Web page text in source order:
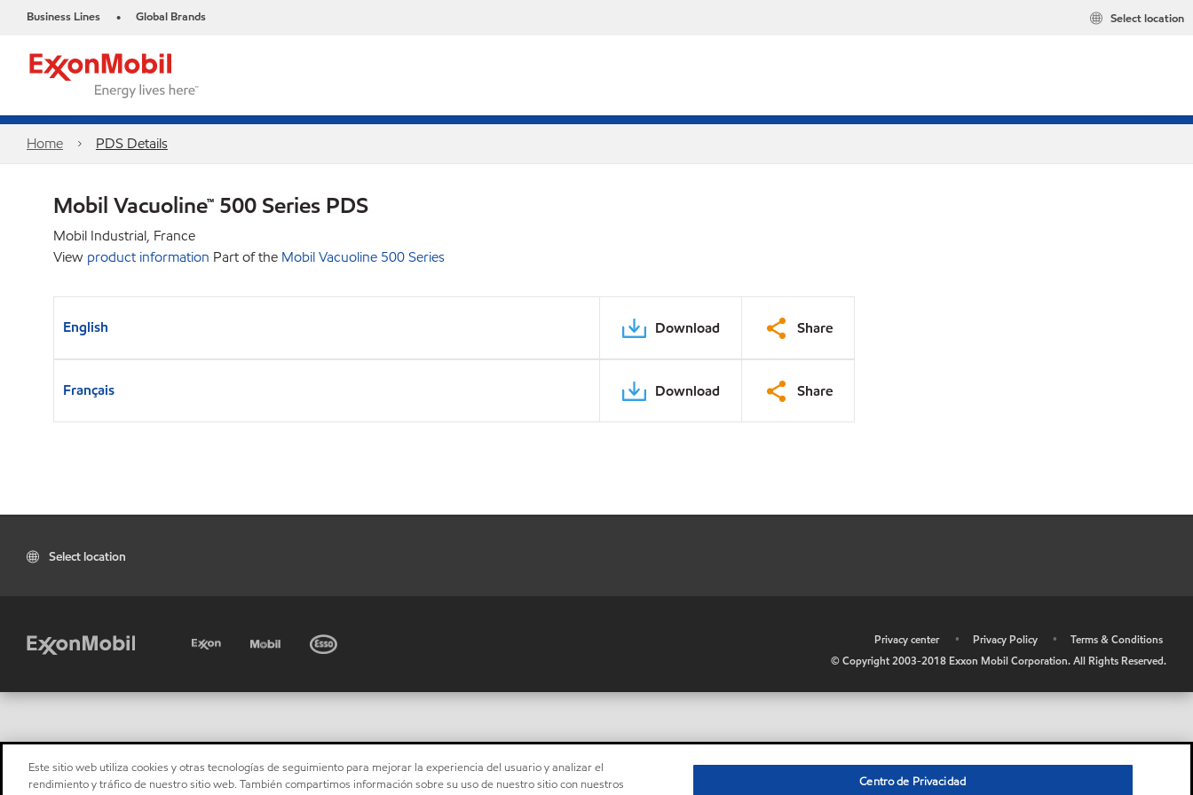
Business Lines • Global Brands Select location
Home PDS Details
Mobil Vacuoline™ 500 Series PDS
Mobil Industrial, France
View product information Part of the Mobil Vacuoline 500 Series
English Download Share
Français Download Share
Select location
Privacy center • Privacy Policy •
Terms & Conditions
© Copyright 2003-2018 Exxon Mobil Corporation. All Rights Reserved.
Este sitio web utiliza cookies y otras tecnologías de seguimiento para mejorar la experiencia del usuario y analizar el
rendimiento y tráfico de nuestro sitio web. También compartimos información sobre su uso de nuestro sitio con nuestros
Centro de Privacidad